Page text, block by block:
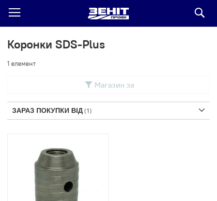
Коронки SDS-Plus
1 елемент
Магазин за
ЗАРАЗ ПОКУПКИ ВІД